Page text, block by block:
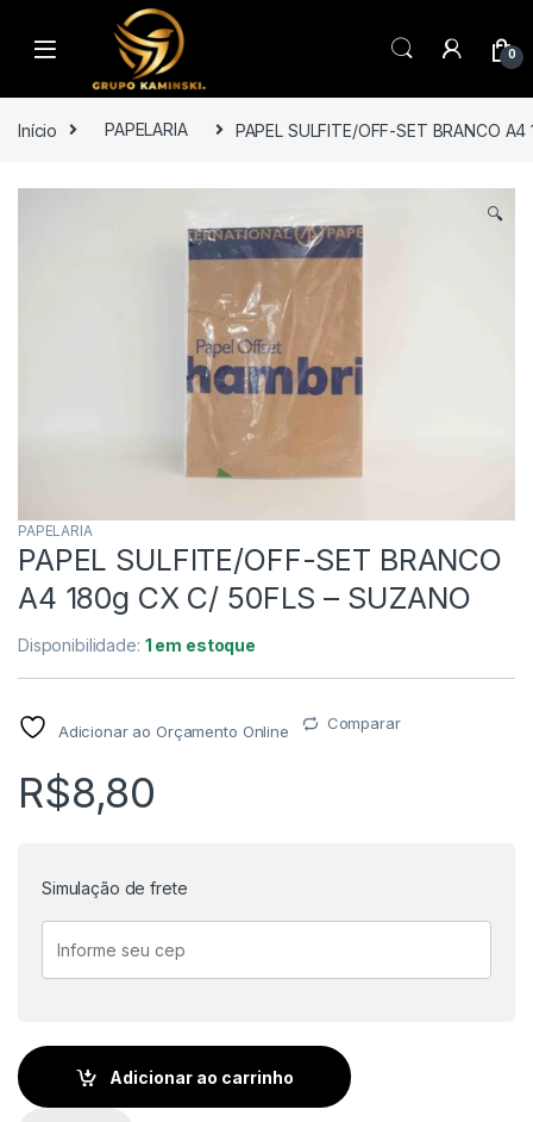
Saltar para navegação
Pular para o conteúdo
0
Início PAPELARIA PAPEL SULFITE/OFF-SET BRANCO
🔍
PAPELARIA
PAPEL SULFITE/OFF-SET BRANCO
A4 180g CX C/ 50FLS – SUZANO
Disponibilidade: 1 em estoque
Adicionar ao Orçamento Online Comparar
R$8,80
Simulação de frete
Adicionar ao carrinho